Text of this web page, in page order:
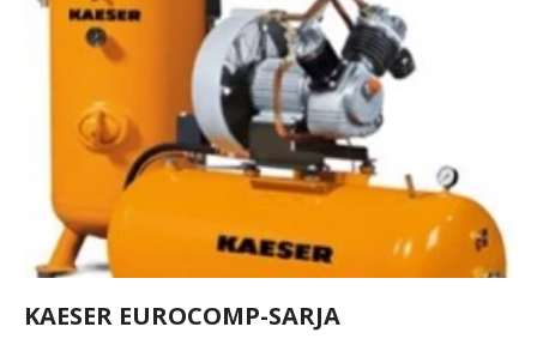
KAESER EUROCOMP-SARJA